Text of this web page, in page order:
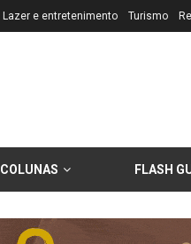
Lazer e entretenimento Turismo
COLUNAS FLASH